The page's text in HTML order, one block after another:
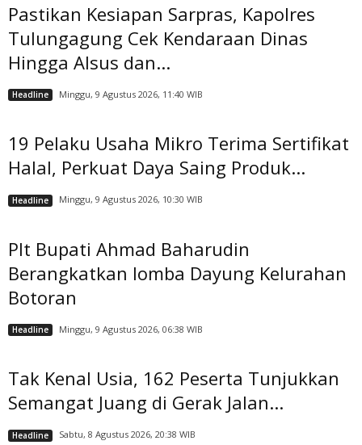
Pastikan Kesiapan Sarpras, Kapolres
Tulungagung Cek Kendaraan Dinas
Hingga Alsus dan...
Headline Minggu, 9 Agustus 2026, 11:40 WIB
19 Pelaku Usaha Mikro Terima Sertifikat
Halal, Perkuat Daya Saing Produk...
Headline Minggu, 9 Agustus 2026, 10:30 WIB
Plt Bupati Ahmad Baharudin
Berangkatkan lomba Dayung Kelurahan
Botoran
Headline Minggu, 9 Agustus 2026, 06:38 WIB
Tak Kenal Usia, 162 Peserta Tunjukkan
Semangat Juang di Gerak Jalan...
Headline Sabtu, 8 Agustus 2026, 20:38 WIB